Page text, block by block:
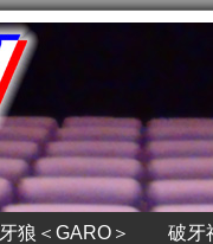
牙狼＜GARO＞ 破牙